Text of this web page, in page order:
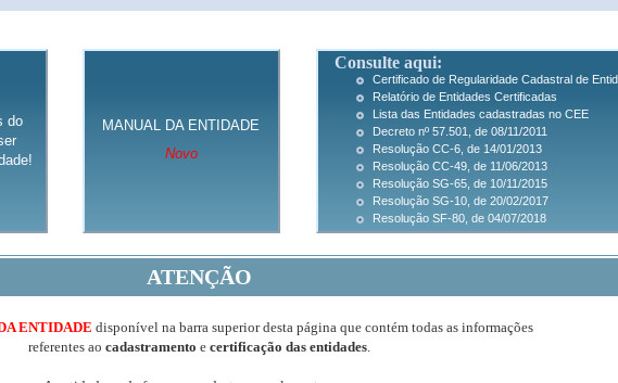
do
MANUAL DA ENTIDADE
Novo
Consulte aqui:
Certificado de Regularidade Cadastral de
Relatório de Entidades Certificadas
Lista das Entidades cadastradas no CEE
Decreto nº 57.501, de 08/11/2011
Resolução CC-6, de 14/01/2013
Resolução CC-49, de 11/06/2013
Resolução SG-65, de 10/11/2015
Resolução SG-10, de 20/02/2017
Resolução SF-80, de 04/07/2018
ATENÇÃO
ENTIDADE disponível na barra superior desta página que contém todas as informações
referentes ao cadastramento e certificação das entidades.